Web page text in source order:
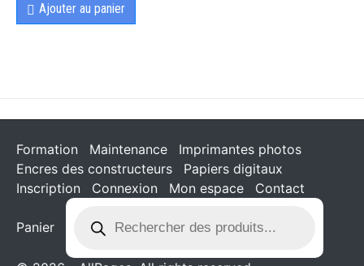
Ajouter au panier
Formation Maintenance
Imprimantes photos
Encres des constructeurs
Papiers digitaux
Inscription
Connexion Mon espace Contact
Panier